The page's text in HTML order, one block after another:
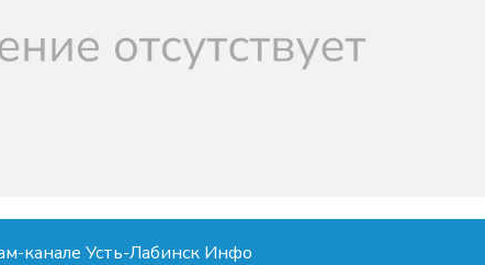
канале Усть-Лабинск Инфо